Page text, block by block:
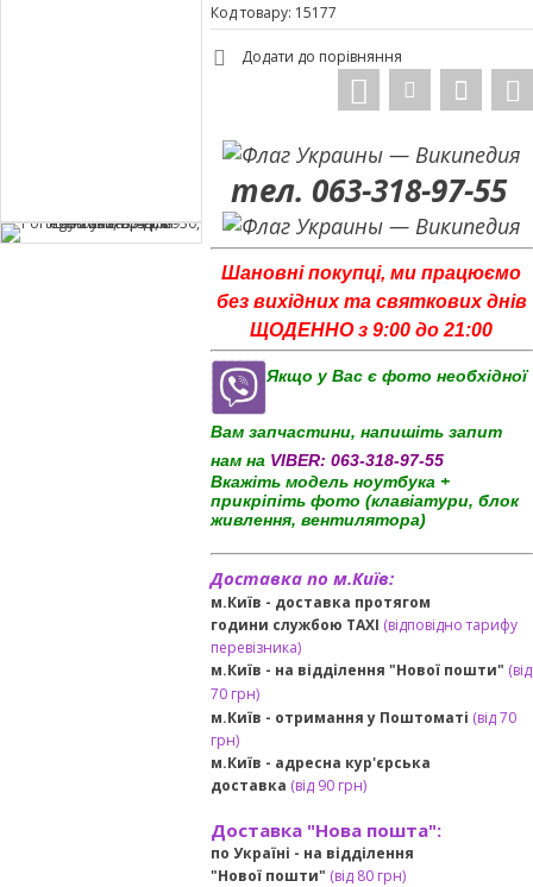
Код товару: 15177
Додати до порівняння
тел. 063-318-97-55
Шановні покупці, ми працюємо
без вихідних та святкових днів
ЩОДЕННО з 9:00 до 21:00
Якщо у Вас є фото необхідної
Вам запчастини, напишіть запит
нам на VIBER: 063-318-97-55
Вкажіть модель ноутбука +
прикріпіть фото (клавіатури, блок
живлення, вентилятора)
Доставка по м.Київ:
м.Київ - доставка протягом
години службою TAXI (відповідно тарифу
перевізника)
м.Київ - на відділення "Нової пошти" (від
70 грн)
м.Київ - отримання у Поштоматі (від 70
грн)
м.Київ - адресна кур'єрська
доставка (від90 грн)
Доставка "Нова пошта":
по Україні - на відділення
"Нової пошти" (від 80 грн)